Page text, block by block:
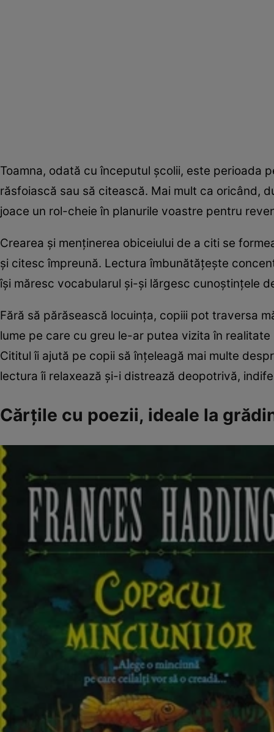
Toamna, odată cu începutul şcolii, este perioada
răsfoiască sau să citească. Mai mult ca oricând,
joace un rol-cheie în planurile voastre pentru
Crearea şi menţinerea obiceiului de a citi se
şi citesc împreună. Lectura îmbunătăţeşte
îşi măresc vocabularul şi-şi lărgesc cunoştinţele
Fără să părăsească locuinţa, copiii pot traversa
lume pe care cu greu le-ar putea vizita în
Cititul îi ajută pe copii să înţeleagă mai multe
lectura îi relaxează şi-i distrează deopotrivă,
Cărţile cu poezii, ideale la